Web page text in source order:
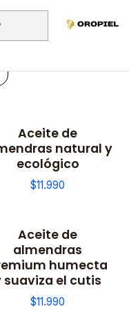
Aceite de
natural y
ecológico
$11.990
Aceite de
almendras
humecta
suaviza el cutis
$11.990